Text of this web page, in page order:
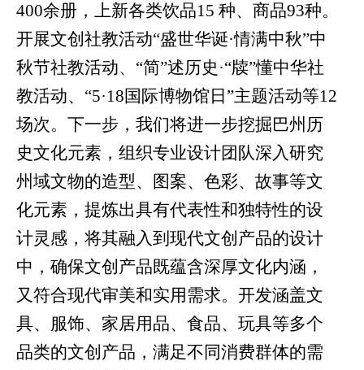
400余册，上新各类饮品15 种、商品93种。
开展文创社教活动“盛世华诞·情满中秋”中
秋节社教活动、“简”述历史·“牍”懂中华社
教活动、“5·18国际博物馆日”主题活动等12
场次。下一步，我们将进一步挖掘巴州历
史文化元素，组织专业设计团队深入研究
州域文物的造型、图案、色彩、故事等文
化元素，提炼出具有代表性和独特性的设
计灵感，将其融入到现代文创产品的设计
中，确保文创产品既蕴含深厚文化内涵，
又符合现代审美和实用需求。开发涵盖文
具、服饰、家居用品、食品、玩具等多个
品类的文创产品，满足不同消费群体的需